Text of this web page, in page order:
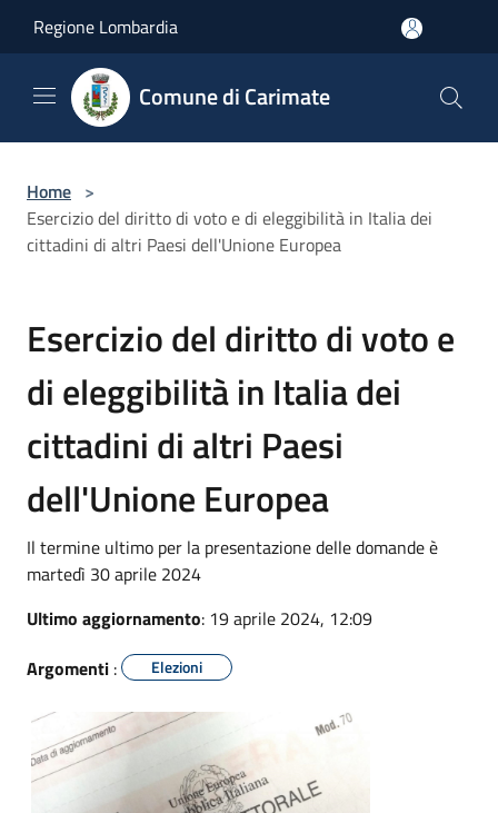
Regione Lombardia
Comune di Carimate
Home >
Esercizio del diritto di voto e di eleggibilità in Italia dei
cittadini di altri Paesi dell'Unione Europea
Esercizio del diritto di voto e
di eleggibilità in Italia dei
cittadini di altri Paesi
dell'Unione Europea
Il termine ultimo per la presentazione delle domande è
martedì 30 aprile 2024
Ultimo aggiornamento: 19 aprile 2024, 12:09
Argomenti : Elezioni